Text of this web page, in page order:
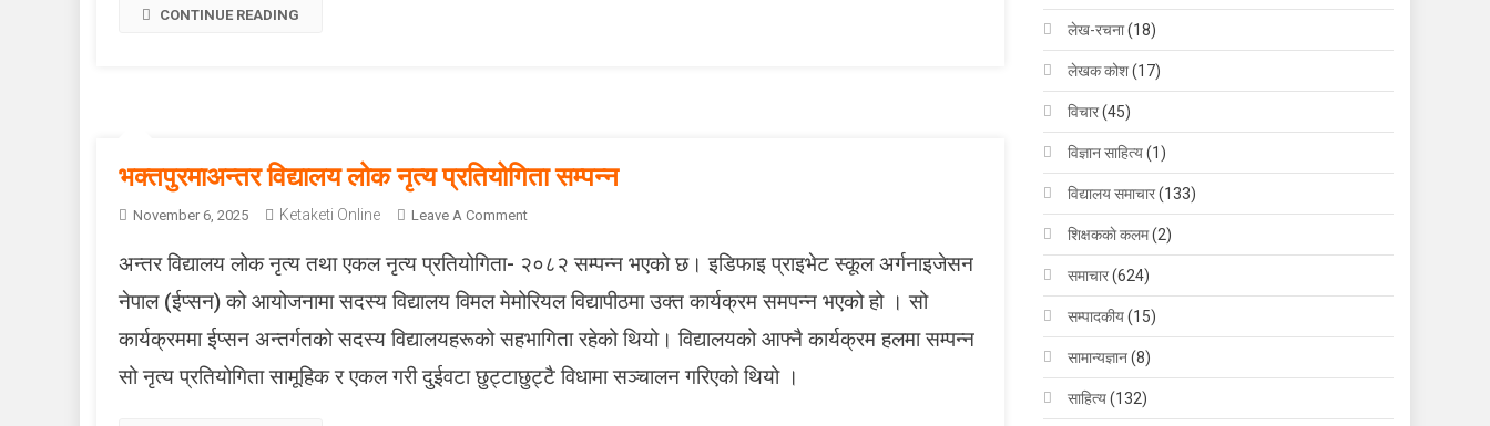
CONTINUE READING
भक्तपुरमाअन्तर विद्यालय लोक नृत्य प्रतियोगिता सम्पन्न
November 6, 2025 Ketaketi Online Leave A CommentO
भ
क्त
र
मा
अ
अन्तर विद्यालय लोक नृत्य तथा एकल नृत्य प्रतियोगिता- २०८२ सम्पन्न भएको छ। इडिफाइ प्राइभेट स्कूल अर्गनाइजेसन
नेपाल (ईप्सन) को आयोजनामा सदस्य विद्यालय विमल मेमोरियल विद्यापीठमा उक्त कार्यक्रम समपन्न भएको हो । सो
कार्यक्रममा ईप्सन अन्तर्गतको सदस्य विद्यालयहरूको सहभागिता रहेको थियो। विद्यालयको आफ्नै कार्यक्रम हलमा सम्पन्न
सो नृत्य प्रतियोगिता सामूहिक र एकल गरी दुईवटा छुट्टाछुट्टै विधामा सञ्चालन गरिएको थियो ।
लेख-रचना(18)
लेखक कोश(17)
विचार(45)
विज्ञान साहित्य(1)
विद्यालय समाचार(133)
शिक्षककाे कलम(2)
समाचार(624)
सम्पादकीय(15)
सामान्यज्ञान(8)
साहित्य(132)